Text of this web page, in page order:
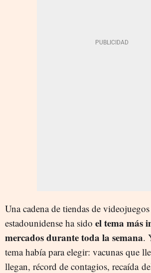
Una cadena de tiendas de
estadounidense ha sido el tema más
mercados durante toda la semana.
tema había para elegir: vacunas que
llegan, récord de contagios, recaída